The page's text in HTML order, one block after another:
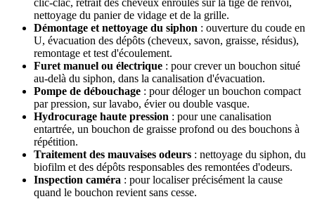
nettoyage du panier de vidage et de la grille.
Démontage et nettoyage du siphon : ouverture du coude en
U, évacuation des dépôts (cheveux, savon, graisse, résidus),
remontage et test d'écoulement.
Furet manuel ou électrique : pour crever un bouchon situé
au-delà du siphon, dans la canalisation d'évacuation.
Pompe de débouchage : pour déloger un bouchon compact
par pression, sur lavabo, évier ou double vasque.
Hydrocurage haute pression : pour une canalisation
entartrée, un bouchon de graisse profond ou des bouchons à
répétition.
Traitement des mauvaises odeurs : nettoyage du siphon, du
biofilm et des dépôts responsables des remontées d'odeurs.
Inspection caméra : pour localiser précisément la cause
quand le bouchon revient sans cesse.